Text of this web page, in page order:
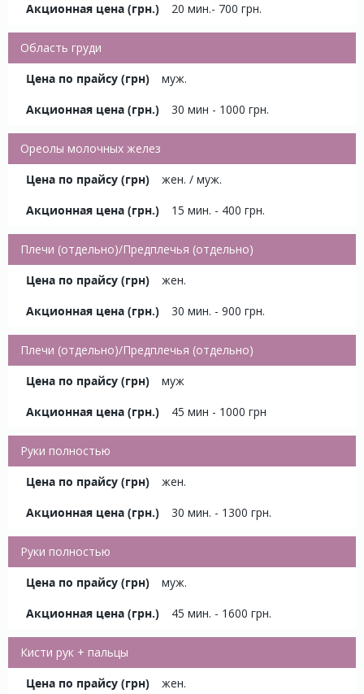
20 мин.- 700 грн.
Область груди
муж.
30 мин - 1000 грн.
Ореолы молочных желез
жен. / муж.
15 мин. - 400 грн.
Плечи (отдельно)/Предплечья (отдельно)
жен.
30 мин. - 900 грн.
Плечи (отдельно)/Предплечья (отдельно)
муж
45 мин - 1000 грн
Руки полностью
жен.
30 мин. - 1300 грн.
Руки полностью
муж.
45 мин. - 1600 грн.
Кисти рук + пальцы
жен.